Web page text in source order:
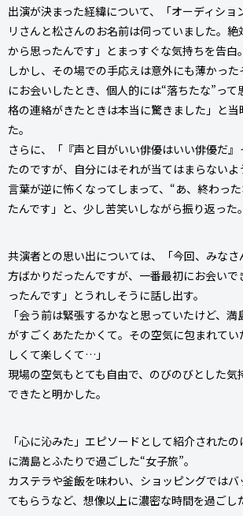
出演が決まった経緯について、「オーディショ
リさんと松さんのお名前は伺っていました。絶
から思ったんです」とまっすぐな気持ちを告白。
しかし、その場での手応えは意外にも薄かった
にお会いしたとき、個人的には“落ちたな”っ
格の連絡がきたときは本当に驚きました」と当
た。
さらに、「『声と目がいい俳優はいい俳優だ』
たのですが、自分にはそれが当てはまらない
言葉が逆に怖くなってしまって、“あ、終わっ
たんです」と、少し苦笑いしながら振り返った。
共演者との思い出については、「今回、みなさ
方ばかりだったんですが、一番最初にお会い
ったんです」とうれしそうに話し出す。
「会う前は緊張するかなと思っていたけど、
がすごくあたたかくて。その空気に包まれて
しくて楽しくて…」
現場の空気もとても自由で、のびのびとした
できたと明かした。
「心に沁みた」エピソードとして紹介された
に満島とふたりで過ごした“女子旅”。
カステラや釜飯を味わい、ショッピングでは
てもらうなど、想像以上に濃密な時間を過ごし